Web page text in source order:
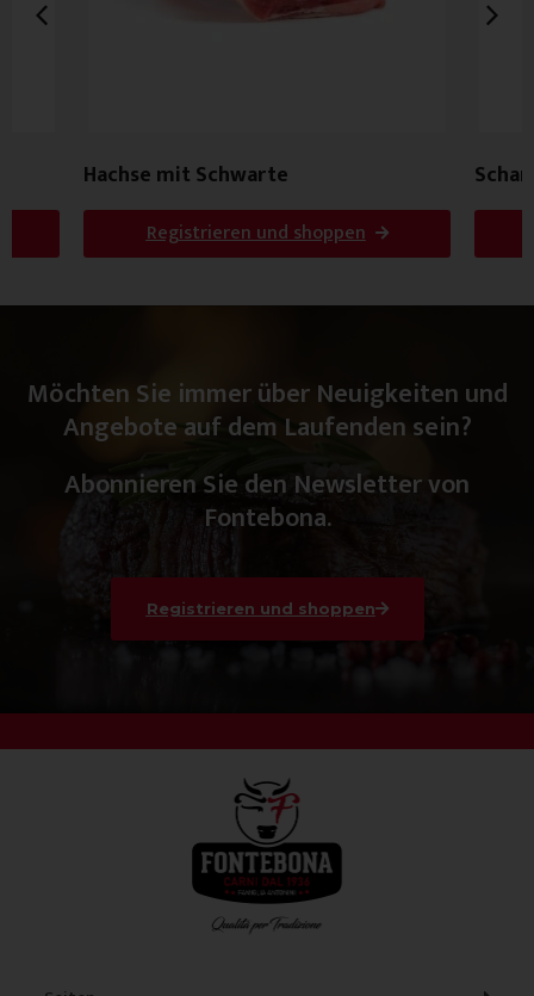
Hachse mit Schwarte
Registrieren und shoppen
Möchten Sie immer über Neuigkeiten und
Angebote auf dem Laufenden sein?
Abonnieren Sie den Newsletter von
Fontebona.
Registrieren und shoppen